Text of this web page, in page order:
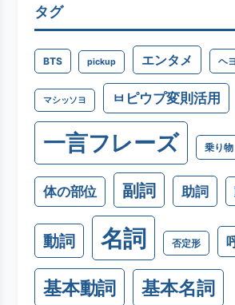
タグ
BTS pickup エンタメ ヘ
マシッソヨ ㅂピウプ変則活用
一言フレーズ 乗り物
体の部位 副詞 助詞
動詞 名詞 否定形
基本動詞 基本名詞